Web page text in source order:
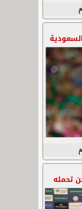
تحمله